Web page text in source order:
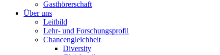
Gasthörerschaft
Über uns
Leitbild
Lehr- und Forschungsprofil
Chancengleichheit
Diversity